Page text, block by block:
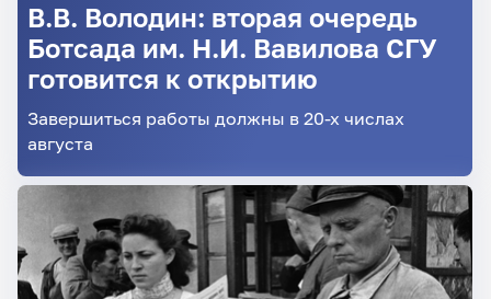
В.В. Володин: вторая очередь
Ботсада им. Н.И. Вавилова СГУ
готовится к открытию
Завершиться работы должны в 20-х числах
августа